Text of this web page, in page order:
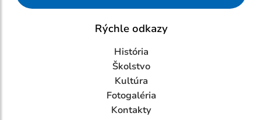
Rýchle odkazy
História
Školstvo
Kultúra
Fotogaléria
Kontakty